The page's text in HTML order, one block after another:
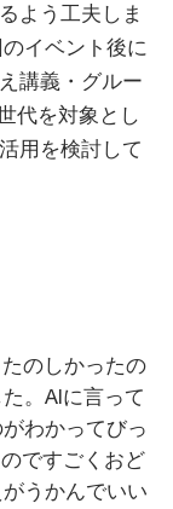
よう工夫しま
イベント後に
講義・グルー
代を対象とし
用を検討して
のしかったの
。AIに言って
わかってびっ
ですごくおど
うかんでいい